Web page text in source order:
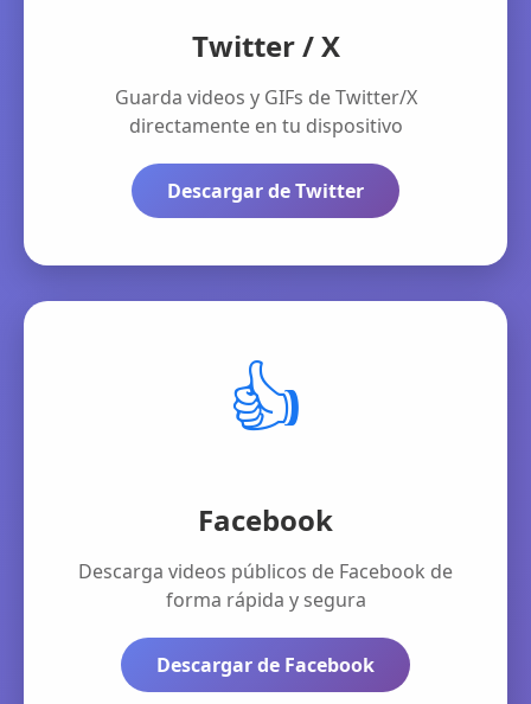
Twitter / X
Guarda videos y GIFs de Twitter/X
directamente en tu dispositivo
Descargar de Twitter
👍
Facebook
Descarga videos públicos de Facebook de
forma rápida y segura
Descargar de Facebook